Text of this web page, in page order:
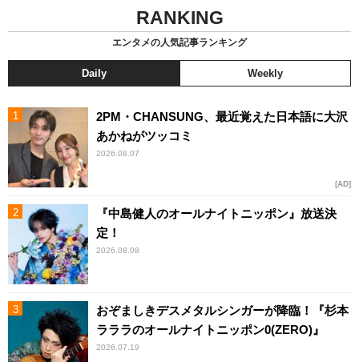
RANKING
エンタメの人気記事ランキング
Daily Weekly
2PM・CHANSUNG、最近覚えた日本語に大沢
あかねがツッコミ
2026.08.07
AD
『中島健人のオールナイトニッポン』放送決
定！
2026.08.08
おぞましきデスメタルシンガーが降臨！『杉本
ラララのオールナイトニッポン0(ZERO)』
2026.07.19